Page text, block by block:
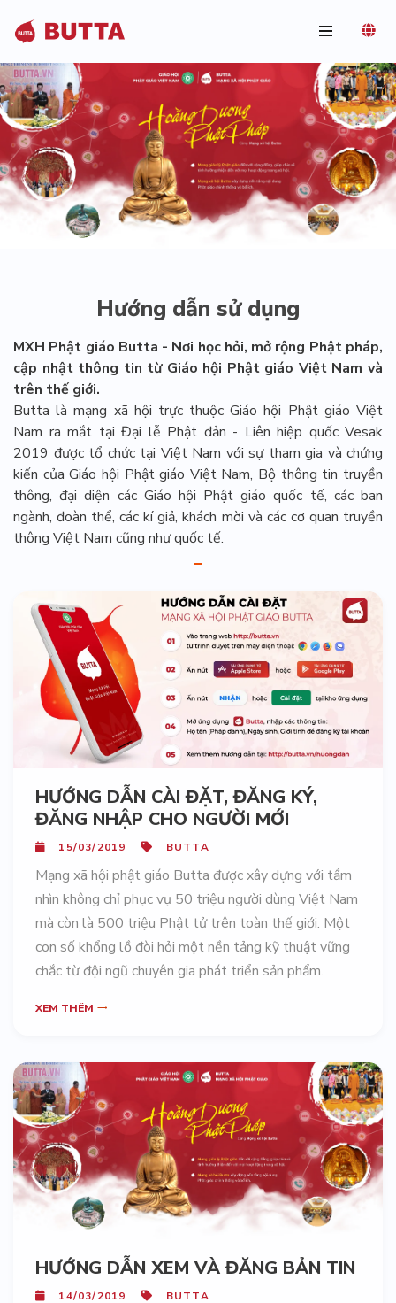
Hướng dẫn sử dụng
MXH Phật giáo Butta - Nơi học hỏi, mở rộng Phật pháp,
cập nhật thông tin từ Giáo hội Phật giáo Việt Nam và
trên thế giới.
Butta là mạng xã hội trực thuộc Giáo hội Phật giáo Việt
Nam ra mắt tại Đại lễ Phật đản - Liên hiệp quốc Vesak
2019 được tổ chức tại Việt Nam với sự tham gia và chứng
kiến của Giáo hội Phật giáo Việt Nam, Bộ thông tin truyền
thông, đại diện các Giáo hội Phật giáo quốc tế, các ban
ngành, đoàn thể, các kí giả, khách mời và các cơ quan truyền
thông Việt Nam cũng như quốc tế.
HƯỚNG DẪN CÀI ĐẶT, ĐĂNG KÝ,
ĐĂNG NHẬP CHO NGƯỜI MỚI
15/03/2019 BUTTA
Mạng xã hội phật giáo Butta được xây dựng với tầm
nhìn không chỉ phục vụ 50 triệu người dùng Việt Nam
mà còn là 500 triệu Phật tử trên toàn thế giới. Một
con số khổng lồ đòi hỏi một nền tảng kỹ thuật vững
chắc từ đội ngũ chuyên gia phát triển sản phẩm.
XEM THÊM
HƯỚNG DẪN XEM VÀ ĐĂNG BẢN TIN
14/03/2019 BUTTA